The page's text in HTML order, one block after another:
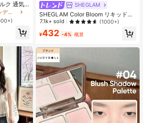
ク 通気
軽量 ス
ト & ウ
ス & ジ
レジャー
プレーン レディースパンツ
SHEGLAM
SHEGLAM Color Bloom リキッドチ
ークマット仕上げ-Love Cake チー
ューティーコスメメイクアップ
7.1k+ sold (1000+)
¥432 -4% 概算